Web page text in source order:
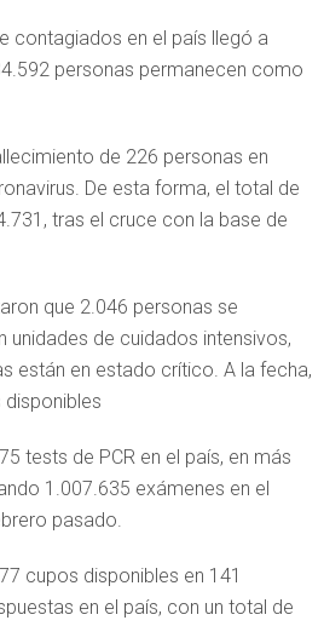
contagiados en el país llegó a
personas permanecen como
de 226 personas en
De esta forma, el total de
tras el cruce con la base de
que 2.046 personas se
unidades de cuidados intensivos,
están en estado crítico. A la fecha,
tests de PCR en el país, en más
1.007.635 exámenes en el
pasado.
cupos disponibles en 141
en el país, con un total de